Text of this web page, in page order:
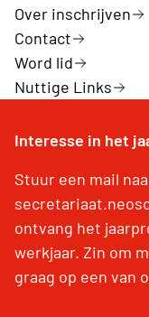
Over inschrijven
Contact
Word lid
Nuttige Links
Interesse in het
Stuur een mail
ontvang het
werkjaar. Zin om
graag op een van